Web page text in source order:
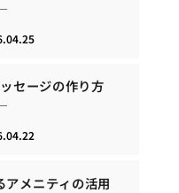
セージの作り方
アメニティの活用